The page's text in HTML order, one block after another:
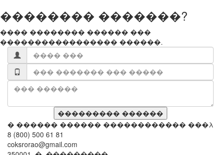
�������� �������?
���� �������� ������ ���
����������������� ������.
� ������ ������ ������������ ���λ
8 (800) 500 61 81
coksrorao@gmail.com